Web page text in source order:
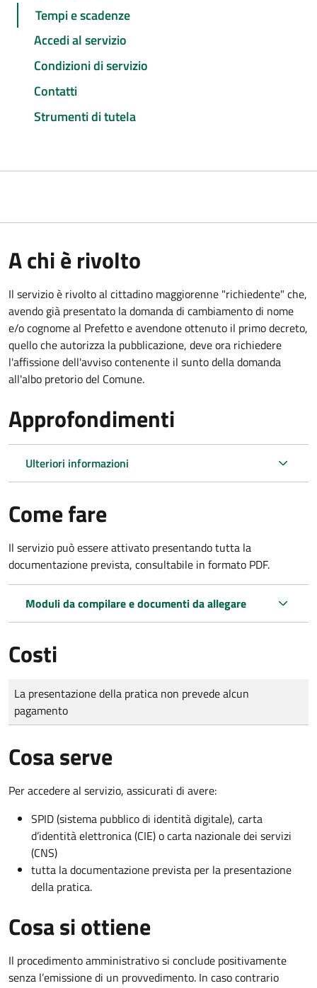
Tempi e scadenze
Accedi al servizio
Condizioni di servizio
Contatti
Strumenti di tutela
A chi è rivolto
Il servizio è rivolto al cittadino maggiorenne "richiedente" che,
avendo già presentato la domanda di cambiamento di nome
e/o cognome al Prefetto e avendone ottenuto il primo decreto,
quello che autorizza la pubblicazione, deve ora richiedere
l'affissione dell'avviso contenente il sunto della domanda
all'albo pretorio del Comune.
Approfondimenti
Ulteriori informazioni
Come fare
Il servizio può essere attivato presentando tutta la
documentazione prevista, consultabile in formato PDF.
Moduli da compilare e documenti da allegare
Costi
Tipo di pagamento
Importo
La presentazione della pratica non prevede alcun
pagamento
Cosa serve
Per accedere al servizio, assicurati di avere:
SPID (sistema pubblico di identità digitale), carta
d’identità elettronica (CIE) o carta nazionale dei servizi
(CNS)
tutta la documentazione prevista per la presentazione
della pratica.
Cosa si ottiene
Il procedimento amministrativo si conclude positivamente
senza l’emissione di un provvedimento. In caso contrario